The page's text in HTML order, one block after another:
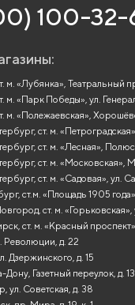
100-32-
м. «Лубянка», Театральный
м. «Парк Победы», ул.
м. «Полежаевская»,
ст. м.
ст. м. «Лесная»,
ст. м. «Московская»,
ст. м. «Садовая», ул.
ст.м. «Площадь 1905
ст. м. «Горьковская»,
ст. м. «Красный
Революции, д. 22
Дзержинского, д. 15
Газетный переулок, д. 13
ул. Советская, д. 38